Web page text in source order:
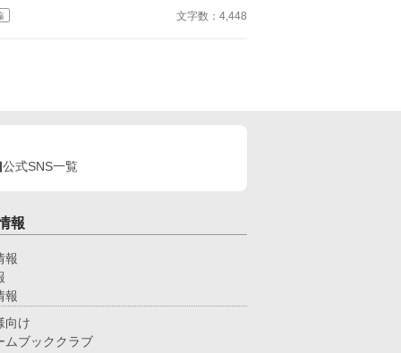
から 美味しいものが出てくる呪文を教え、 おん
こはわくわくしながら帰宅します。 おうちに戻
文字数：4,448
公式SNS一覧
報
報
報
向け
ムブッククラブ